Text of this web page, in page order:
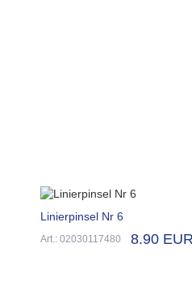
Linierpinsel Nr 6
Art.: 02030117480 8.90